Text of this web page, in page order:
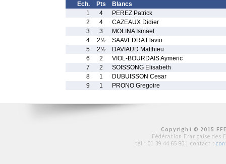
Ech. Pts
Blancs
1
4
PEREZ Patrick
2
4
CAZEAUX Didier
3
3
MOLINA Ismael
4
2½
SAAVEDRA Flavio
5
2½
DAVIAUD Matthieu
6
2
VIOL-BOURDAIS Aymeric
7
2
SOISSONG Elisabeth
8
1
DUBUISSON Cesar
9
1 PRONO Gregoire
Copyright © 2015
Fédération Française des
tél : 01 39 44 65 80 | contact :